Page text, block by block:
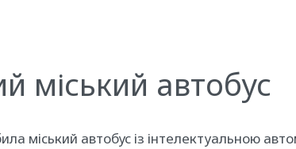
міський автобус
міський автобус із інтелектуальною